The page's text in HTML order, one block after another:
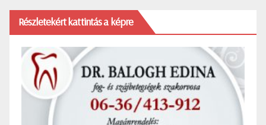
Részletekért kattintás a képre